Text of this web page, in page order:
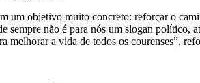
um objetivo muito concreto: reforçar o
não é para nós um slogan político,
melhorar a vida de todos os courenses”,